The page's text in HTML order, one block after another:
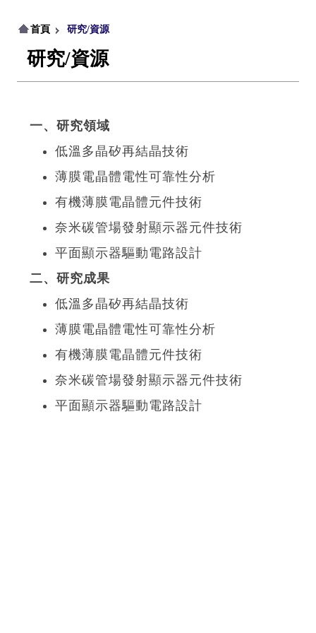
首頁 研究/資源
研究/資源
一、研究領域
低溫多晶矽再結晶技術
薄膜電晶體電性可靠性分析
有機薄膜電晶體元件技術
奈米碳管場發射顯示器元件技術
平面顯示器驅動電路設計
二、研究成果
低溫多晶矽再結晶技術
薄膜電晶體電性可靠性分析
有機薄膜電晶體元件技術
奈米碳管場發射顯示器元件技術
平面顯示器驅動電路設計